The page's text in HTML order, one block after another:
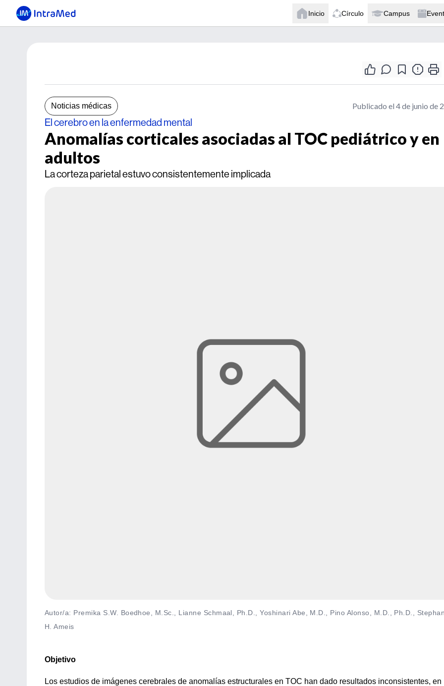
Inicio Círculo Campus
Noticias médicas Publicado el 4 de junio de
El cerebro en la enfermedad mental
Anomalías corticales asociadas al TOC pediátrico y en
adultos
La corteza parietal estuvo consistentemente implicada
Autor/a: Premika S.W. Boedhoe, M.Sc., Lianne Schmaal, Ph.D., Yoshinari Abe, M.D., Pino Alonso, M.D., Ph.D.,
H. Ameis
Objetivo
Los estudios de imágenes cerebrales de anomalías estructurales en TOC han dado resultados inconsistentes, en